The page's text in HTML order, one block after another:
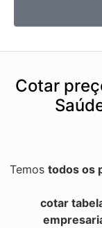
Cotar
Temos todos os
cotar